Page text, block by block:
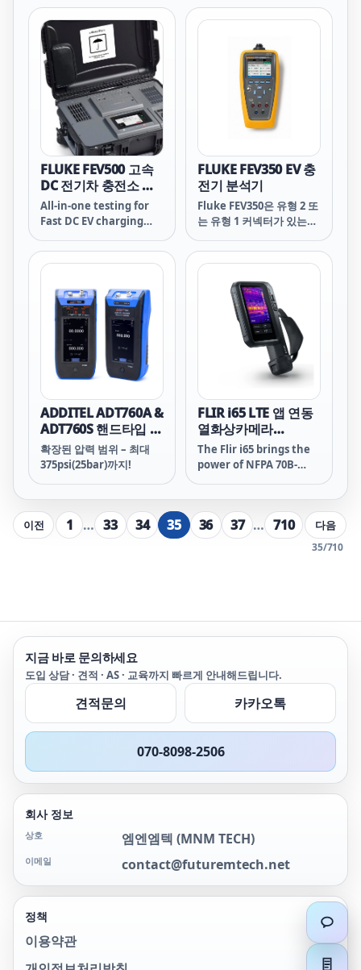
to go as far as possible.
Fluke Premium Care is
a paid offering that
provides coverage
above and beyond the
original product
warranty, so you don’t
need to worry about
unexpected downtime
caused by damaged
test equipment,
accessories, or tools in
need of calibration or
repair.
electric vehicle ac
charging stations
FEV100. This test
adapter simulates the
presence of an
electrical vehicle,
allowing you to
conduct tests in
combination with
appropriate test
instruments such as a
digital multimeter or
oscilloscope. Use the
FEV100 to verify an EVSE
is working properly
after install and during
periodic maintenance,
or troubleshoot an
EVSE if it is not
delivering the
appropriate charge.
FLUKE FEV500 고속
DC 전기차 충전소 분
석기
All-in-one testing for
Fast DC EV charging
efficient, and EV-free.
FLUKE FEV350 EV 충
전기 분석기
Fluke FEV350은 유형 2 또
는 유형 1 커넥터가 있는
성능 테스트를 위한 완벽한
솔루션입니다. 여러 도구를
함께 사용하지 않고도 여러
테스트를 빠르고 효율적으
로 수행하고 문서화해야 하
는 기술자를 위해 설계되었
습니다. 전문가 모드는 지
침 팝업을 없앰으로써 숙련
된 사용자의 작업을 간소화
하고, 자동 시퀀스를 통해
측정 기능 내 모든 하위 테
스트를 버튼 하나로 실행할
수 있습니다. 확장된 구성
옵션은 광범위한 전기 시스
템 및 지역 요구 사항의 호
환성을 더욱 확장하여
EVSE 테스트 및 보고를 위
한 적응성과 효율적인 도구
로 FEV350을 활용할 수 있
습니다.
ADDITEL ADT760A &
ADT760S 핸드타입 자
동 압력 교정기 시리즈
확장된 압력 범위 – 최대
375psi(25bar)까지!
FLIR i65 LTE 앱 연동
열화상카메라
(480x640)
The Flir i65 brings the
power of NFPA 70B-
technician, no matter
their experience level.
Built on the new ACE
powered by apps,
connected to the
With high-resolution
480 × 640 thermal
imaging, an intuitive
5” touchscreen,
design, and built-in LTE
connectivity, this
means technicians can
reports, and
collaborate in real
time—directly from
needing Wi-Fi access.
cybersecurity, the i65
이전 1 … 33 34 35 36 37 … 710 다음
35/710
지금 바로 문의하세요
도입 상담 · 견적 · AS · 교육까지 빠르게 안내해드립니다.
견적문의 카카오톡
070-8098-2506
회사 정보
상호 엠엔엠텍 (MNM TECH)
이메일 contact@futuremtech.net
정책
이용약관